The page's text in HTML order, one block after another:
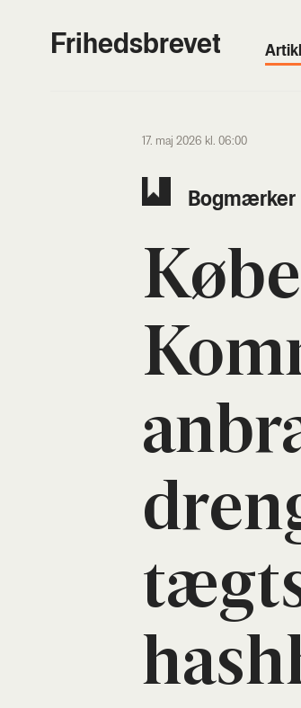
Frihedsbrevet
17. maj 2026 kl. 06:00
Bog­mær­ker